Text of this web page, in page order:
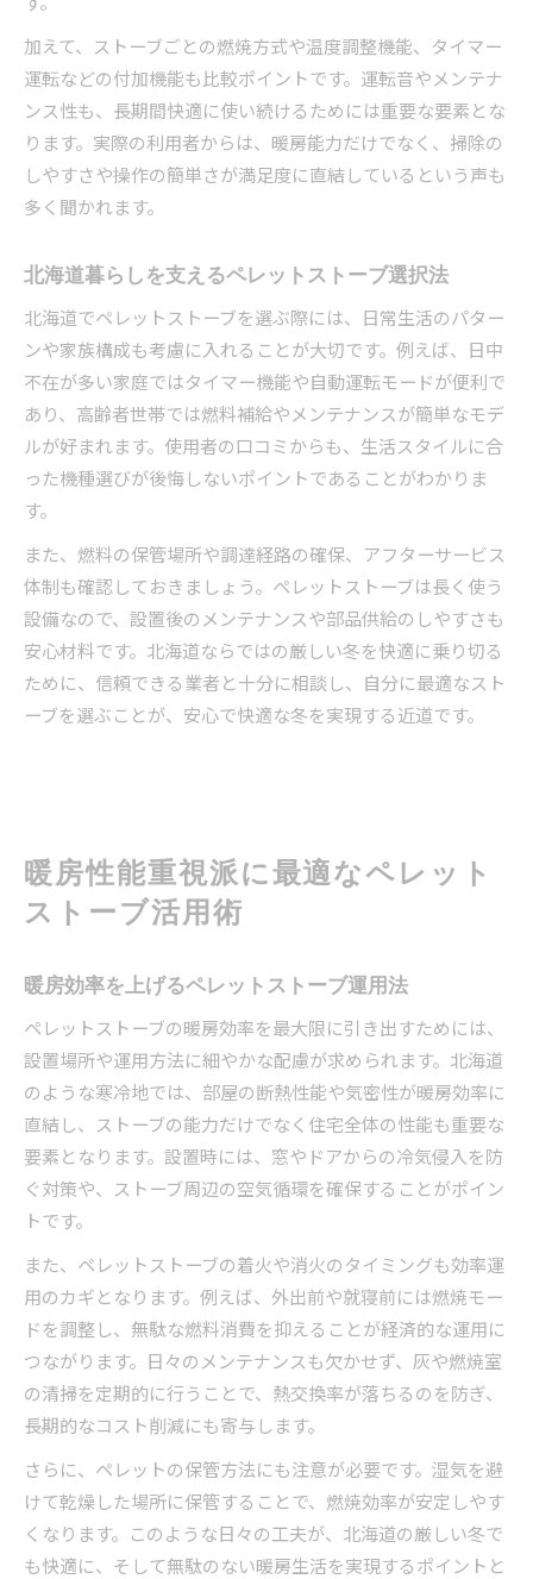
加えて、ストーブごとの燃焼方式や温度調整機能、タイマー
運転などの付加機能も比較ポイントです。運転音やメンテナ
ンス性も、長期間快適に使い続けるためには重要な要素とな
ります。実際の利用者からは、暖房能力だけでなく、掃除の
しやすさや操作の簡単さが満足度に直結しているという声も
多く聞かれます。
北海道暮らしを支えるペレットストーブ選択法
北海道でペレットストーブを選ぶ際には、日常生活のパター
ンや家族構成も考慮に入れることが大切です。例えば、日中
不在が多い家庭ではタイマー機能や自動運転モードが便利で
あり、高齢者世帯では燃料補給やメンテナンスが簡単なモデ
ルが好まれます。使用者の口コミからも、生活スタイルに合
った機種選びが後悔しないポイントであることがわかりま
す。
また、燃料の保管場所や調達経路の確保、アフターサービス
体制も確認しておきましょう。ペレットストーブは長く使う
設備なので、設置後のメンテナンスや部品供給のしやすさも
安心材料です。北海道ならではの厳しい冬を快適に乗り切る
ために、信頼できる業者と十分に相談し、自分に最適なスト
ーブを選ぶことが、安心で快適な冬を実現する近道です。
暖房性能重視派に最適なペレット
ストーブ活用術
暖房効率を上げるペレットストーブ運用法
ペレットストーブの暖房効率を最大限に引き出すためには、
設置場所や運用方法に細やかな配慮が求められます。北海道
のような寒冷地では、部屋の断熱性能や気密性が暖房効率に
直結し、ストーブの能力だけでなく住宅全体の性能も重要な
要素となります。設置時には、窓やドアからの冷気侵入を防
ぐ対策や、ストーブ周辺の空気循環を確保することがポイン
トです。
また、ペレットストーブの着火や消火のタイミングも効率運
用のカギとなります。例えば、外出前や就寝前には燃焼モー
ドを調整し、無駄な燃料消費を抑えることが経済的な運用に
つながります。日々のメンテナンスも欠かせず、灰や燃焼室
の清掃を定期的に行うことで、熱交換率が落ちるのを防ぎ、
長期的なコスト削減にも寄与します。
さらに、ペレットの保管方法にも注意が必要です。湿気を避
けて乾燥した場所に保管することで、燃焼効率が安定しやす
くなります。このような日々の工夫が、北海道の厳しい冬で
も快適に、そして無駄のない暖房生活を実現するポイントと